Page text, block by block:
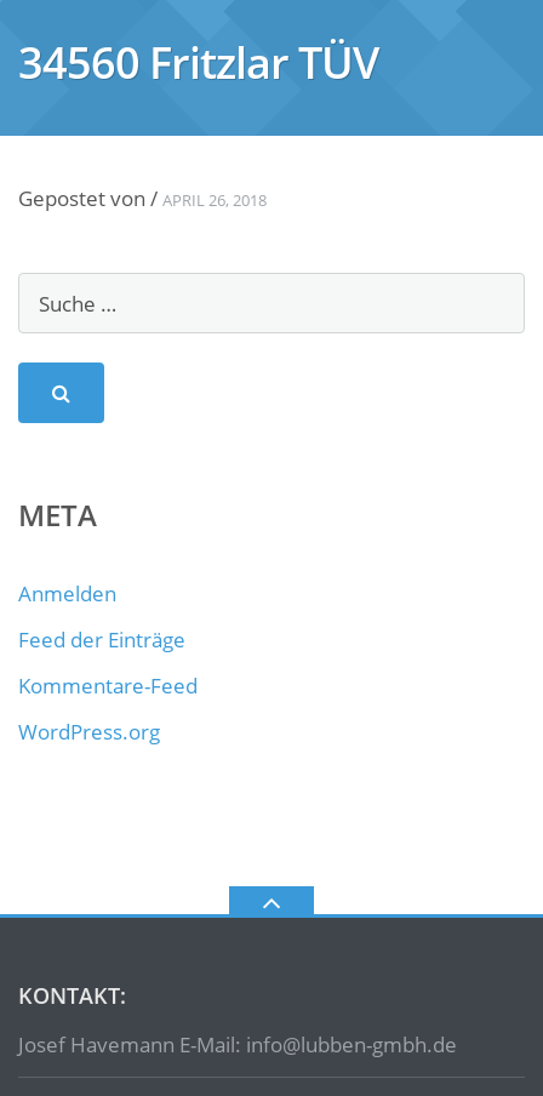
34560 Fritzlar TÜV
Gepostet von / APRIL 26, 2018
META
Anmelden
Feed der Einträge
Kommentare-Feed
WordPress.org
KONTAKT:
Josef Havemann E-Mail: info@lubben-gmbh.de